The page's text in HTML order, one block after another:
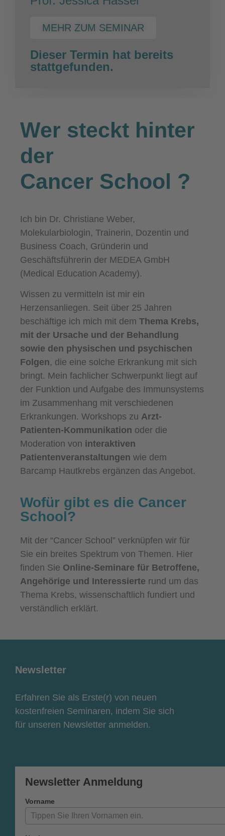
MEHR ZUM SEMINAR
Dieser Termin hat bereits
stattgefunden.
Wer steckt hinter
der
Cancer School ?
Ich bin Dr. Christiane Weber,
Molekularbiologin, Trainerin, Dozentin und
Business Coach, Gründerin und
Geschäftsführerin der MEDEA GmbH
(Medical Education Academy).
Wissen zu vermitteln ist mir ein
Herzensanliegen. Seit über 25 Jahren
beschäftige ich mich mit dem Thema Krebs,
mit der Ursache und der Behandlung
sowie den physischen und psychischen
Folgen, die eine solche Erkrankung mit sich
bringt. Mein fachlicher Schwerpunkt liegt auf
der Funktion und Aufgabe des Immunsystems
im Zusammenhang mit verschiedenen
Erkrankungen. Workshops zu Arzt-
Patienten-Kommunikation oder die
Moderation von interaktiven
Patientenveranstaltungen wie dem
Barcamp Hautkrebs ergänzen das Angebot.
Wofür gibt es die Cancer
School?
Mit der “Cancer School” verknüpfen wir für
Sie ein breites Spektrum von Themen. Hier
finden Sie Online-Seminare für Betroffene,
Angehörige und Interessierte rund um das
Thema Krebs, wissenschaftlich fundiert und
verständlich erklärt.
Newsletter
Erfahren Sie als Erste(r) von neuen
kostenfreien Seminaren, indem Sie sich
für unseren Newsletter anmelden.
Newsletter Anmeldung
Vorname